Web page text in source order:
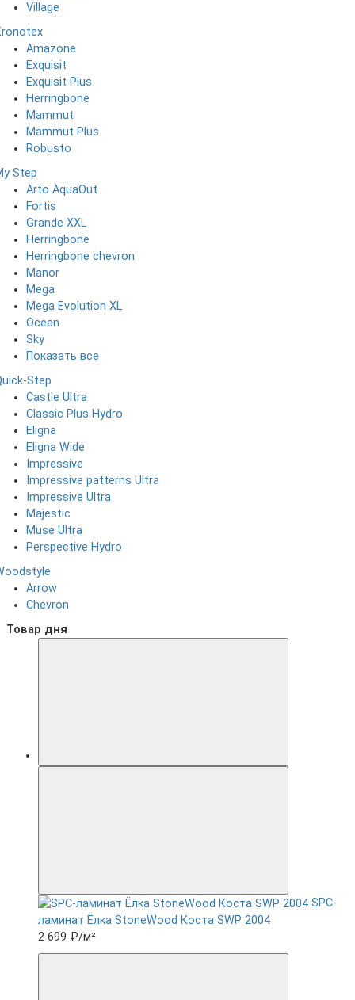
Village
Amazone
Exquisit
Exquisit Plus
Herringbone
Mammut
Mammut Plus
Robusto
Step
Arto AquaOut
Fortis
Grande XXL
Herringbone
Herringbone chevron
Manor
Mega
Mega Evolution XL
Ocean
Sky
Показать все
Step
Castle Ultra
Classic Plus Hydro
Eligna
Eligna Wide
Impressive
Impressive patterns Ultra
Impressive Ultra
Majestic
Muse Ultra
Perspective Hydro
Arrow
Chevron
Товар дня
SPC-
ламинат Ëлка StoneWood Коста SWP 2004
2 699 ₽/м²